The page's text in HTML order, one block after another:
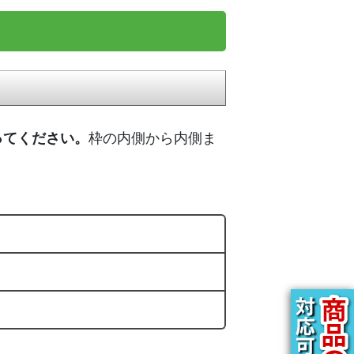
ください。 枠の内側から内側ま